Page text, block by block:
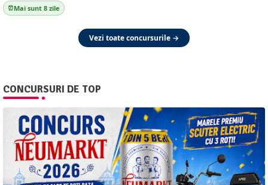
Mai sunt 8 zile
Vezi toate concursurile →
CONCURSURI DE TOP